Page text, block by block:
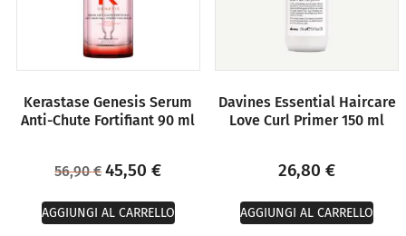
Kerastase Genesis Serum
Anti-Chute Fortifiant 90 ml
56,90€ 45,50€
AGGIUNGI AL CARRELLO
Davines Essential Haircare
Love Curl Primer 150 ml
26,80€
AGGIUNGI AL CARRELLO